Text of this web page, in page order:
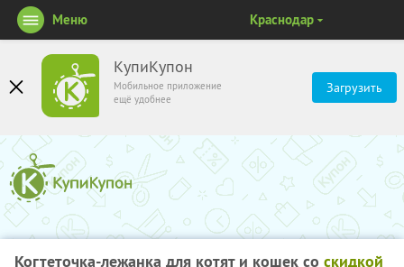
КупиКупон
Мобильное приложение
ещё удобнее
Загрузить
Меню Краснодар
Когтеточка-лежанка для котят и кошек со скидкой